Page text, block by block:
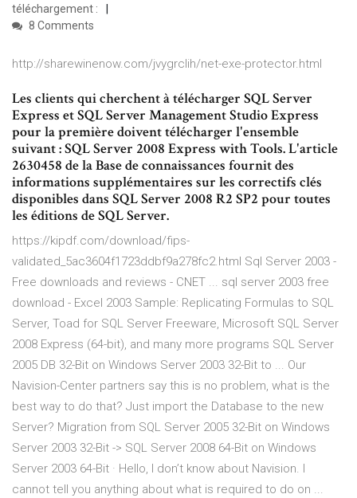
téléchargement :
8 Comments
http://sharewinenow.com/jvygrclih/net-exe-protector.html
Les clients qui cherchent à télécharger SQL Server
Express et SQL Server Management Studio Express
pour la première doivent télécharger l'ensemble
suivant : SQL Server 2008 Express with Tools. L'article
2630458 de la Base de connaissances fournit des
informations supplémentaires sur les correctifs clés
disponibles dans SQL Server 2008 R2 SP2 pour toutes
les éditions de SQL Server.
https://kipdf.com/download/fips-
validated_5ac3604f1723ddbf9a278fc2.html Sql Server 2003 -
Free downloads and reviews - CNET ... sql server 2003 free
download - Excel 2003 Sample: Replicating Formulas to SQL
Server, Toad for SQL Server Freeware, Microsoft SQL Server
2008 Express (64-bit), and many more programs SQL Server
2005 DB 32-Bit on Windows Server 2003 32-Bit to ... Our
Navision-Center partners say this is no problem, what is the
best way to do that? Just import the Database to the new
Server? Migration from SQL Server 2005 32-Bit on Windows
Server 2003 32-Bit -> SQL Server 2008 64-Bit on Windows
Server 2003 64-Bit · Hello, I don’t know about Navision. I
cannot tell you anything about what is required to do on ...